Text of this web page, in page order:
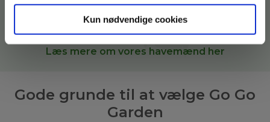
Kun nødvendige cookies
arealer. Når du bestillerhaveservicehos Go Go
Garden, sætter vi dig i kontakt med den bedste
havemand til opgaven iAmager og omegn
Læs mere om vores havemænd her
Gode grunde til at vælge Go Go
Garden